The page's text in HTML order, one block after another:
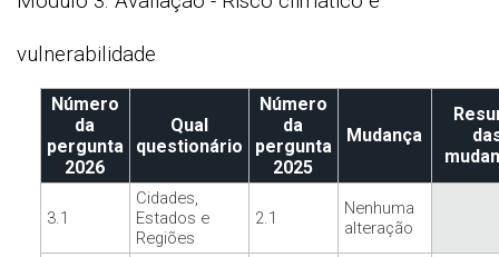
vulnerabilidade
Número
da
pergunta
2026
Qual
questionário
Número
da
pergunta
2025
Mudança
3.1
Cidades,
Estados e
Regiões
2.1
Nenhuma
alteração